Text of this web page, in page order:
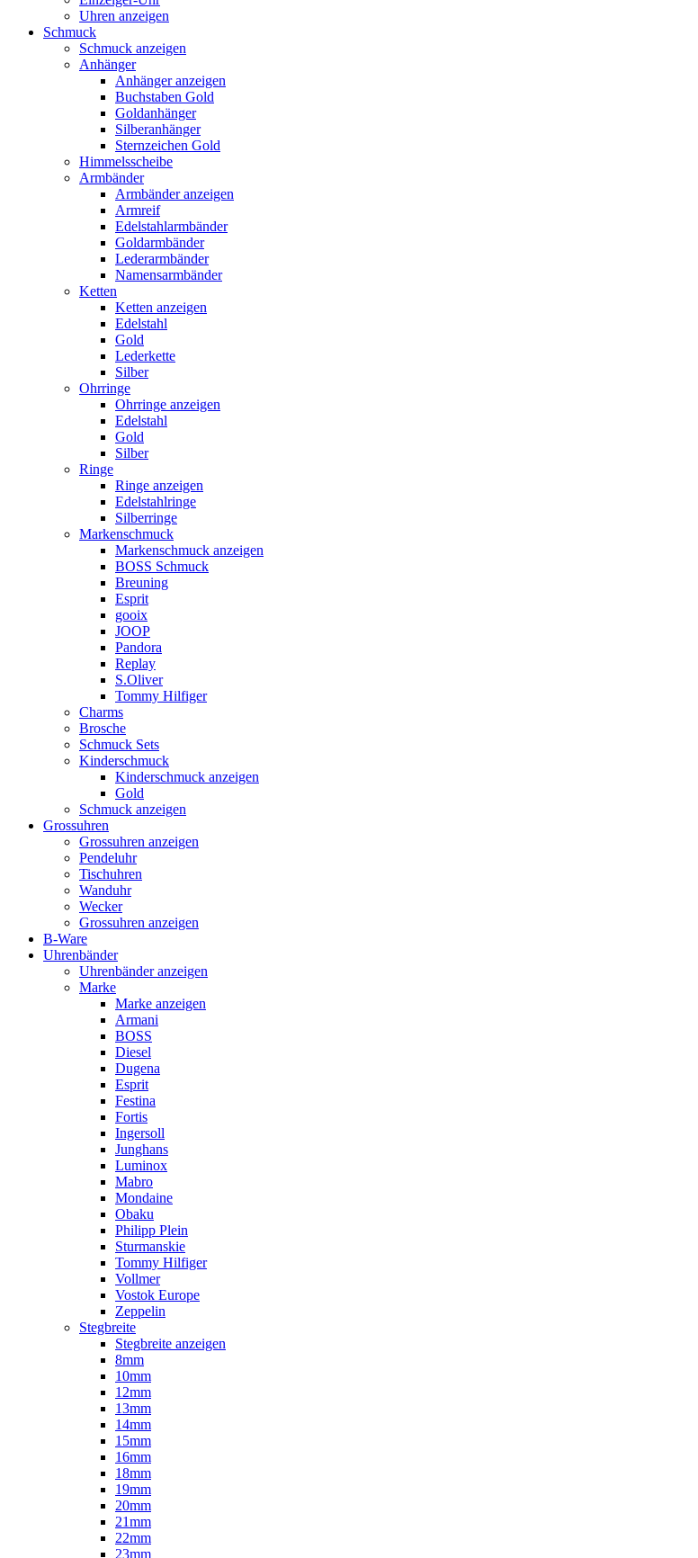
Uhren anzeigen
Schmuck
Schmuck anzeigen
Anhänger
Anhänger anzeigen
Buchstaben Gold
Goldanhänger
Silberanhänger
Sternzeichen Gold
Himmelsscheibe
Armbänder
Armbänder anzeigen
Armreif
Edelstahlarmbänder
Goldarmbänder
Lederarmbänder
Namensarmbänder
Ketten
Ketten anzeigen
Edelstahl
Gold
Lederkette
Silber
Ohrringe
Ohrringe anzeigen
Edelstahl
Gold
Silber
Ringe
Ringe anzeigen
Edelstahlringe
Silberringe
Markenschmuck
Markenschmuck anzeigen
BOSS Schmuck
Breuning
Esprit
gooix
JOOP
Pandora
Replay
S.Oliver
Tommy Hilfiger
Charms
Brosche
Schmuck Sets
Kinderschmuck
Kinderschmuck anzeigen
Gold
Schmuck anzeigen
Grossuhren
Grossuhren anzeigen
Pendeluhr
Tischuhren
Wanduhr
Wecker
Grossuhren anzeigen
B-Ware
Uhrenbänder
Uhrenbänder anzeigen
Marke
Marke anzeigen
Armani
BOSS
Diesel
Dugena
Esprit
Festina
Fortis
Ingersoll
Junghans
Luminox
Mabro
Mondaine
Obaku
Philipp Plein
Sturmanskie
Tommy Hilfiger
Vollmer
Vostok Europe
Zeppelin
Stegbreite
Stegbreite anzeigen
8mm
10mm
12mm
13mm
14mm
15mm
16mm
18mm
19mm
20mm
21mm
22mm
23mm